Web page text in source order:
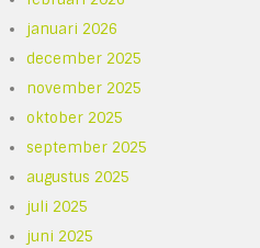
januari 2026
december 2025
november 2025
oktober 2025
september 2025
augustus 2025
juli 2025
juni 2025